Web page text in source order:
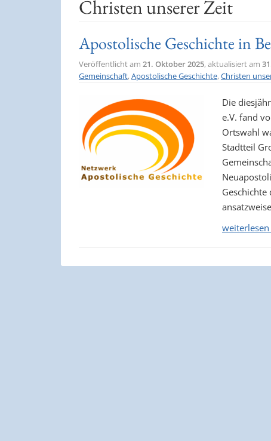
Christen unserer Zeit
Apostolische Geschichte in
Veröffentlicht am 21. Oktober 2025, aktualisiert am
Gemeinschaft,Apostolische Geschichte,Christen
Die
e.V. fand
Ortswahl
Stadtteil
weiterlesen